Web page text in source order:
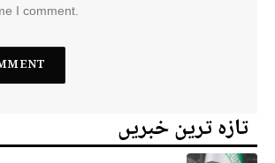
I comment.
تازہ ترین خبریں